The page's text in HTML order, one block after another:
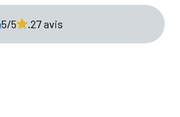
5/5 . 27 avis